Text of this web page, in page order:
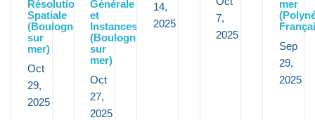
Résolution
Spatiale
(Boulogne
sur
mer)
Oct
29,
2025
Générale
et
Instances
(Boulogne
sur
mer)
Oct
27,
2025
14,
2025
7,
2025
mer
Sep
29,
2025